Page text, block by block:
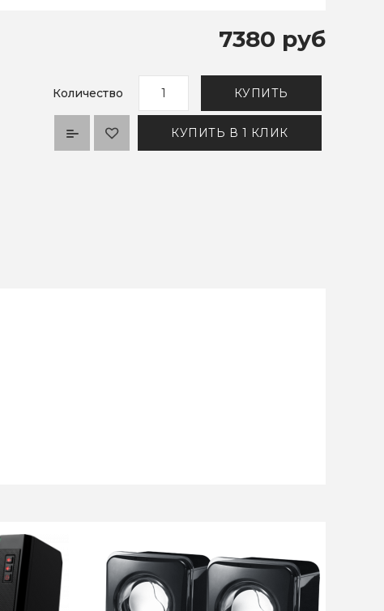
7380 руб
Количество КУПИТЬ
КУПИТЬ В 1 КЛИК